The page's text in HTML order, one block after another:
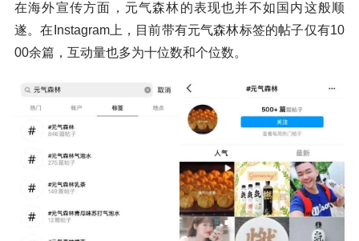
在海外宣传方面，元气森林的表现也并不如国内这般顺
遂。在Instagram上，目前带有元气森林标签的帖子仅有10
00余篇，互动量也多为十位数和个位数。